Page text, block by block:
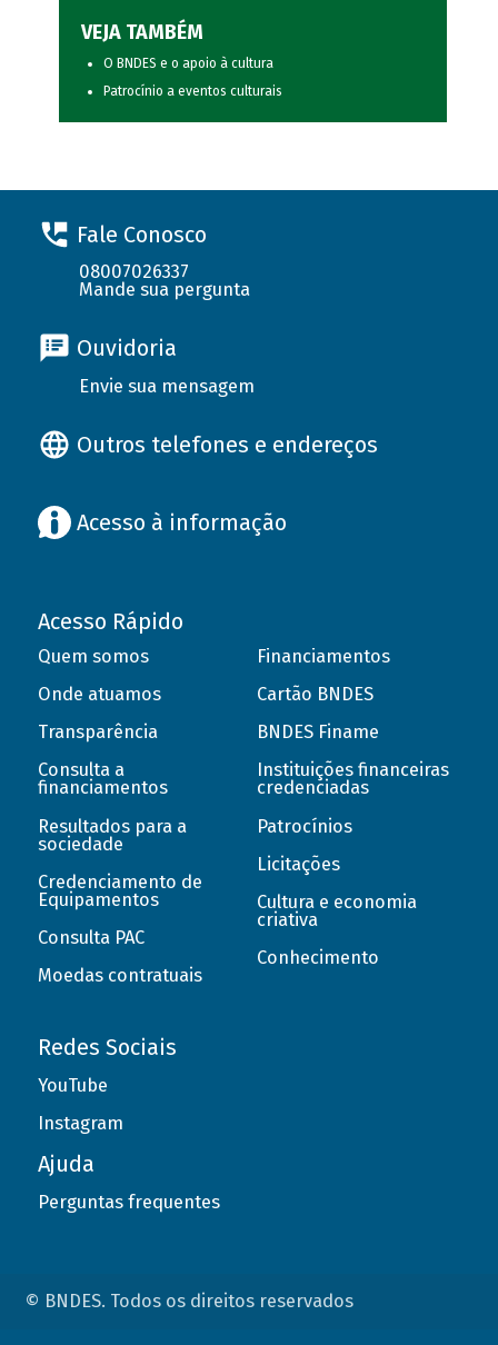
VEJA TAMBÉM
O BNDES e o apoio à cultura
Patrocínio a eventos culturais
Fale Conosco
08007026337
Mande sua pergunta
Ouvidoria
Envie sua mensagem
Outros telefones e endereços
Acesso à informação
Acesso Rápido
Quem somos
Onde atuamos
Transparência
Consulta a
financiamentos
Resultados para a
sociedade
Credenciamento de
Equipamentos
Consulta PAC
Moedas contratuais
Financiamentos
Cartão BNDES
BNDES Finame
Instituições financeiras
credenciadas
Patrocínios
Licitações
Cultura e economia
criativa
Conhecimento
Redes Sociais
YouTube
Instagram
Ajuda
Perguntas frequentes
© BNDES. Todos os direitos reservados